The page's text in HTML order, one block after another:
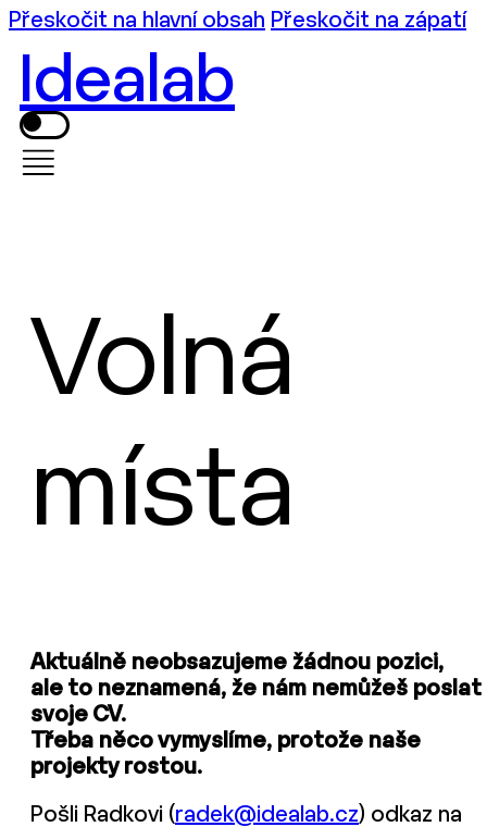
Přeskočit na hlavní obsah Přeskočit na zápatí
Idealab
Volná
místa
Aktuálně neobsazujeme žádnou pozici,
ale to neznamená, že nám nemůžeš poslat
svoje CV.
Třeba něco vymyslíme, protože naše
projekty rostou.
Pošli Radkovi (radek@idealab.cz) odkaz na